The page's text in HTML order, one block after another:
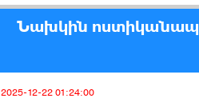
Նախկին
2025-12-22 01:24:00